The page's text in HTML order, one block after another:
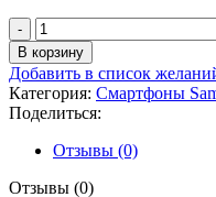
Количество
товара
Samsung
Galaxy
A26
6/128
Black
В корзину
Добавить в список
Категория: Смартфоны
Поделиться:
Отзывы (0)
Отзывы (0)